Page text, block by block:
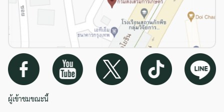
ผู้เข้าชมขณะนี้